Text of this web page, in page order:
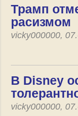
Трамп
расизмом
vicky000000,
В Disney
vicky000000,